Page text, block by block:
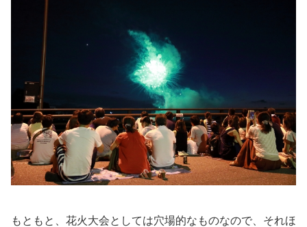
もともと、花火大会としては穴場的なものなので、それほ